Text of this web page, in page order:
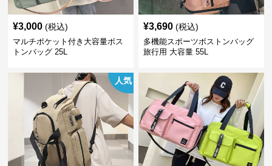
¥3,000 (税込)
マルチポケット付き大容量ボス
トンバッグ 25L
¥3,690 (税込)
多機能スポーツボストンバッグ
旅行用 大容量 55L
人気